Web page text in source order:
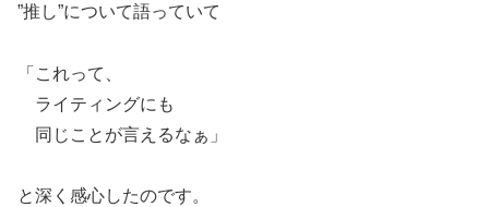
”推し”について語っていて
「これって、
ライティングにも
同じことが言えるなぁ」
と深く感心したのです。